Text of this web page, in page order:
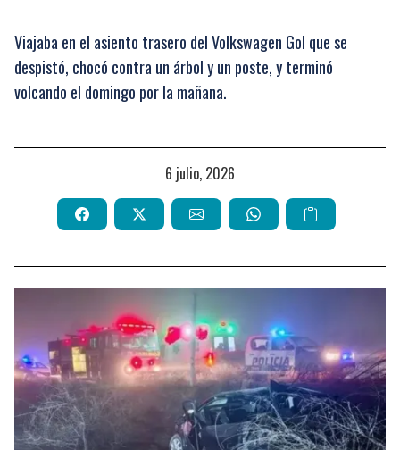
Viajaba en el asiento trasero del Volkswagen Gol que se
despistó, chocó contra un árbol y un poste, y terminó
volcando el domingo por la mañana.
6 julio, 2026